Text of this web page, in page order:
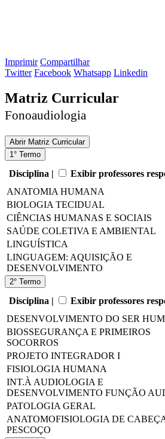
Imprimir Compartilhar
Twitter Facebook Whatsapp Linkedin
Matriz Curricular
Fonoaudiologia
AbrirMatriz Curricular
1° Termo
Disciplina | Exibir professores
ANATOMIA HUMANA
BIOLOGIA TECIDUAL
CIÊNCIAS HUMANAS E SOCIAIS
SAÚDE COLETIVA E AMBIENTAL
LINGUÍSTICA
LINGUAGEM: AQUISIÇÃO E
DESENVOLVIMENTO
2° Termo
Disciplina | Exibir professores
DESENVOLVIMENTO DO SER
BIOSSEGURANÇA E PRIMEIROS
SOCORROS
PROJETO INTEGRADOR I
FISIOLOGIA HUMANA
INT.À AUDIOLOGIA E
DESENVOLVIMENTO FUNÇÃO
PATOLOGIA GERAL
ANATOMOFISIOLOGIA DE
PESCOÇO